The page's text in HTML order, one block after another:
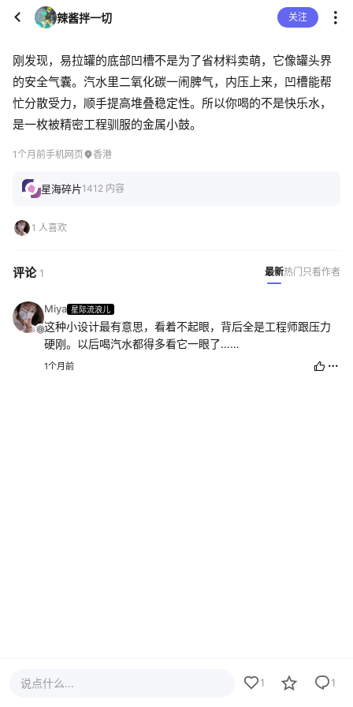
辣酱拌一切 关注
刚发现，易拉罐的底部凹槽不是为了省材料卖萌，它像罐头界
的安全气囊。汽水里二氧化碳一闹脾气，内压上来，凹槽能帮
忙分散受力，顺手提高堆叠稳定性。所以你喝的不是快乐水，
是一枚被精密工程驯服的金属小鼓。
1个月前手机网页 香港
星海碎片1412 内容
1 人喜欢
评论 1 最新热门 只看作者
Miya 星际流浪儿
这种小设计最有意思，看着不起眼，背后全是工程师跟压力
硬刚。以后喝汽水都得多看它一眼了……
1个月前
说点什么... 1 1